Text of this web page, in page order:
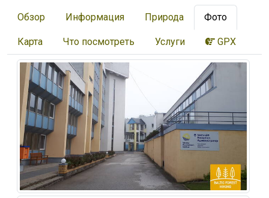
Обзор Информация Природа Фото
Карта Что посмотреть Услуги GPX